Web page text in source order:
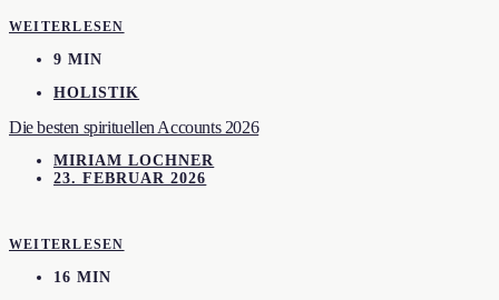
WEITERLESEN
9 MIN
HOLISTIK
Die besten spirituellen Accounts 2026
MIRIAM LOCHNER
23. FEBRUAR 2026
WEITERLESEN
16 MIN